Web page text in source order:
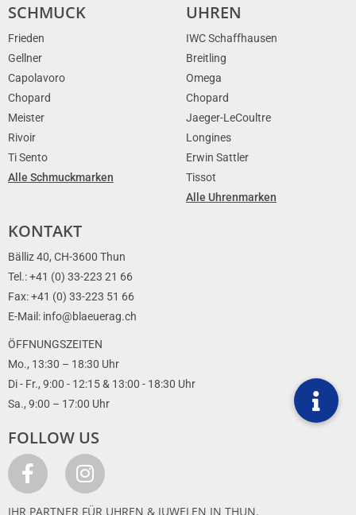
SCHMUCK
Frieden
Gellner
Capolavoro
Chopard
Meister
Rivoir
Ti Sento
Alle Schmuckmarken
UHREN
IWC Schaffhausen
Breitling
Omega
Chopard
Jaeger-LeCoultre
Longines
Erwin Sattler
Tissot
Alle Uhrenmarken
KONTAKT
Bälliz 40, CH-3600 Thun
Tel.: +41 (0) 33-223 21 66
Fax: +41 (0) 33-223 51 66
E-Mail: info@blaeuerag.ch
ÖFFNUNGSZEITEN
Mo., 13:30 – 18:30 Uhr
Di - Fr., 9:00 - 12:15 & 13:00 - 18:30 Uhr
Sa., 9:00 – 17:00 Uhr
FOLLOW US
IHR PARTNER FÜR UHREN & JUWELEN IN THUN.